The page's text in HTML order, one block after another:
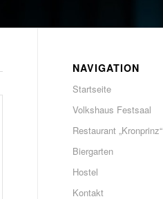
NAVIGATION
Startseite
Volkshaus Festsaal
Restaurant „Kronprinz“
Biergarten
Hostel
Kontakt